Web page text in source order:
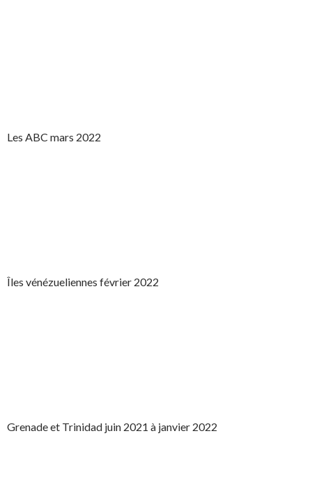
Les ABC mars 2022
Îles vénézueliennes février 2022
Grenade et Trinidad juin 2021 à janvier 2022